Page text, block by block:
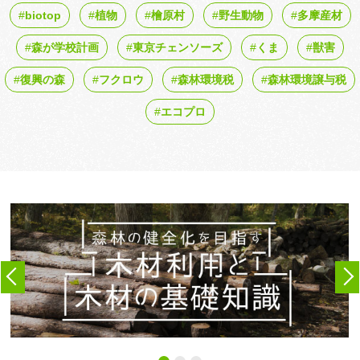
biotop 植物 檜原村 野生動物 多摩産材
森が学校計画 東京チェンソーズ くま 獣害
復興の森 フクロウ 森林環境税 森林環境譲与税
エコプロ